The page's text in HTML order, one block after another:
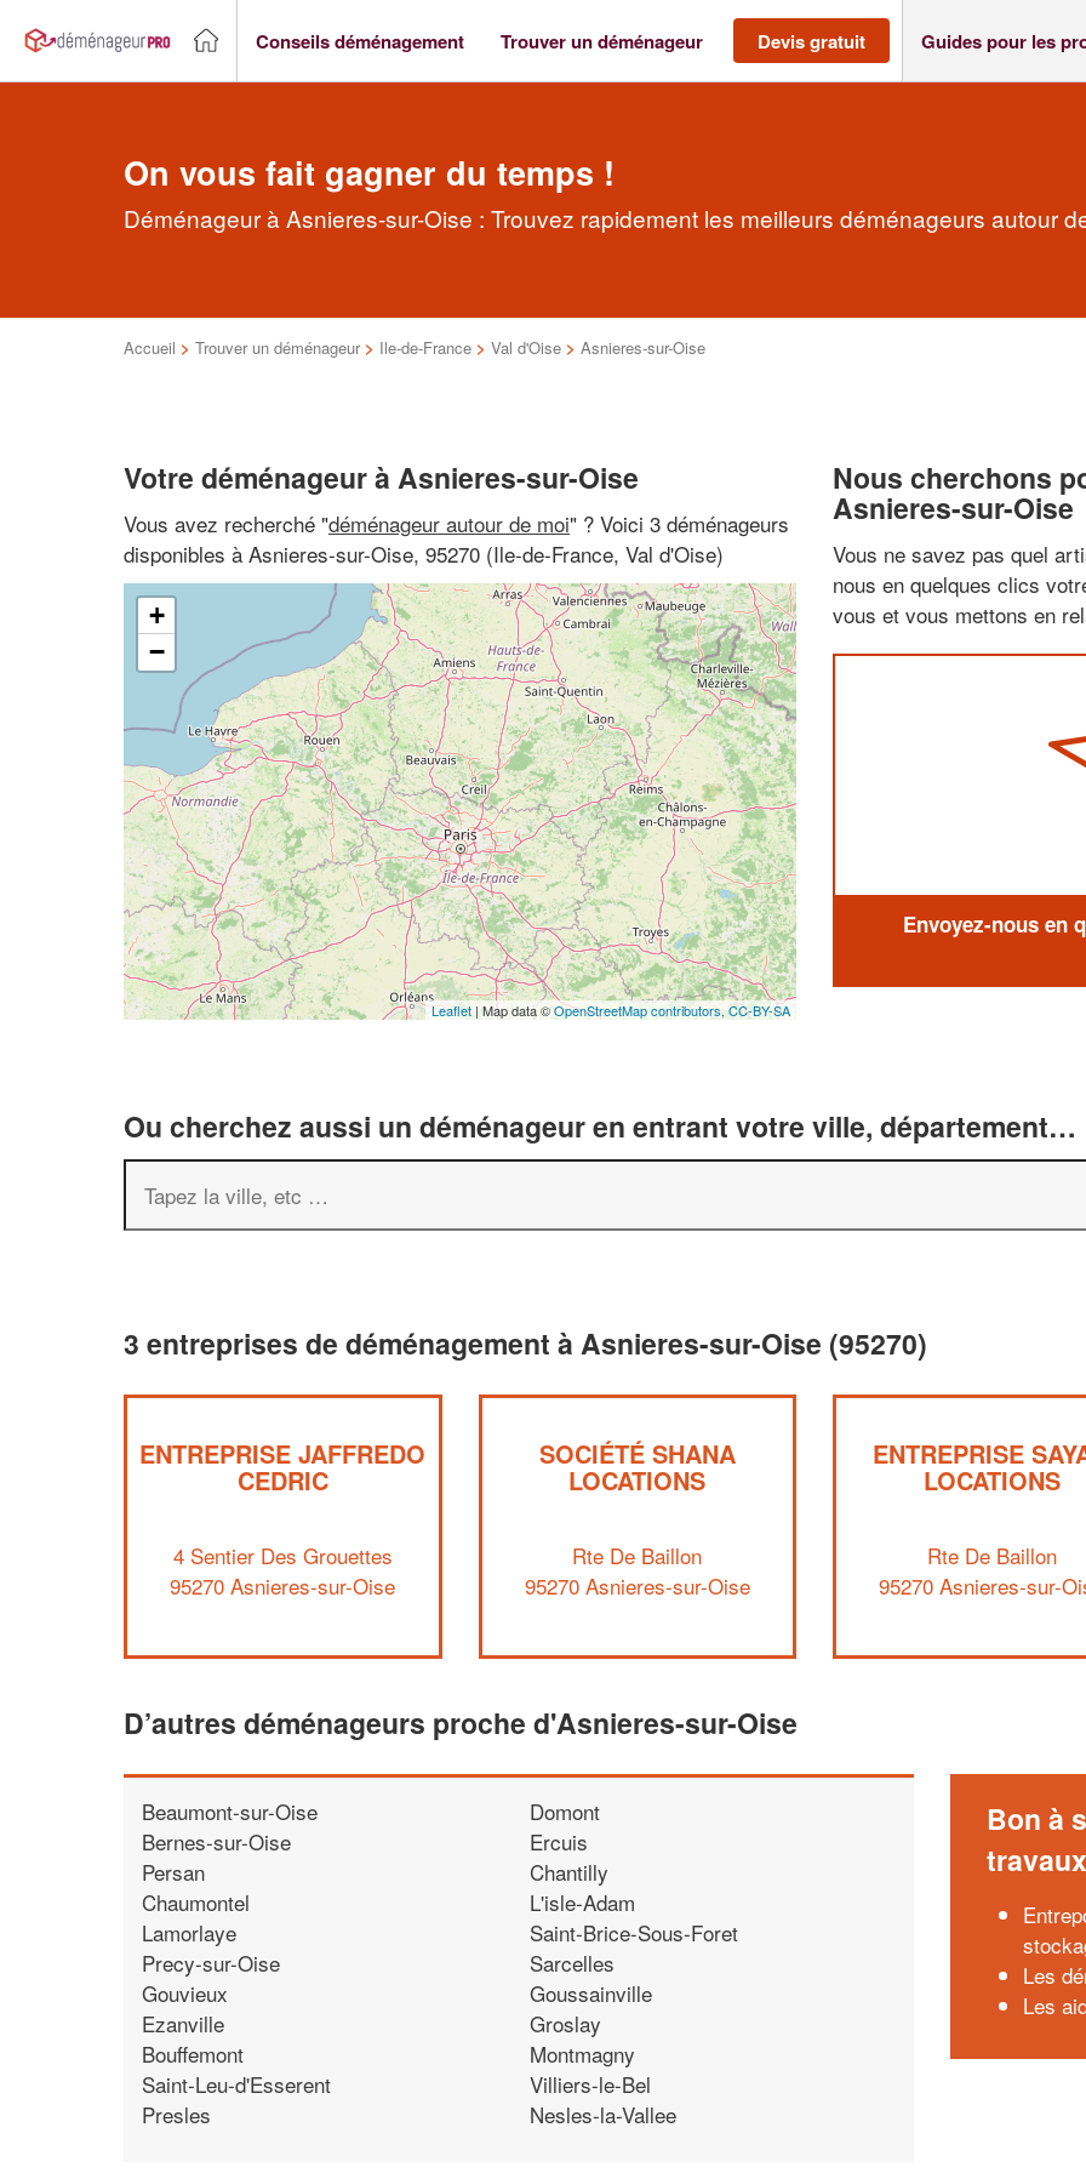
Conseils déménagement Trouver un déménageur Devis gratuit Guides pour les
On vous fait gagner du temps !
Déménageur à Asnieres-sur-Oise : Trouvez rapidement les meilleurs déménageurs autour
Accueil > Trouver un déménageur > Ile-de-France > Val d'Oise > Asnieres-sur-Oise
Votre déménageur à Asnieres-sur-Oise
Vous avez recherché "déménageur autour de moi" ? Voici 3 déménageurs
disponibles à Asnieres-sur-Oise, 95270 (Ile-de-France, Val d'Oise)
+
−
Leaflet | Map data ©OpenStreetMap contributors, CC-BY-SA
Nous cherchons
Asnieres-sur-Oise
Vous ne savez pas quel
nous en quelques clics
vous et vous mettons en
Envoyez-nous en
Ou cherchez aussi un déménageur en entrant votre ville, département…
3 entreprises de déménagement à Asnieres-sur-Oise (95270)
ENTREPRISE JAFFREDO
CEDRIC
4 Sentier Des Grouettes
95270 Asnieres-sur-Oise
SOCIÉTÉ SHANA
LOCATIONS
Rte De Baillon
95270 Asnieres-sur-Oise
ENTREPRISE
LOCATIONS
Rte De Baillon
95270 Asnieres-sur-
D’autres déménageurs proche d'Asnieres-sur-Oise
Beaumont-sur-Oise
Bernes-sur-Oise
Persan
Chaumontel
Lamorlaye
Precy-sur-Oise
Gouvieux
Ezanville
Bouffemont
Saint-Leu-d'Esserent
Presles
Domont
Ercuis
Chantilly
L'isle-Adam
Saint-Brice-Sous-Foret
Sarcelles
Goussainville
Groslay
Montmagny
Villiers-le-Bel
Nesles-la-Vallee
Bon à
travaux
Les
Les